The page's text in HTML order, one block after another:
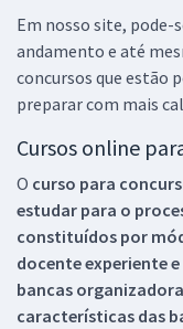
Em nosso site, pode-
andamento e até
concursos que estão
preparar com mais
Cursos online
O curso para
estudar para o
constituídos por
docente experiente
bancas
características das